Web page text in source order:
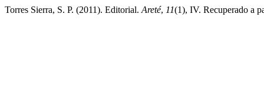
Torres Sierra, S. P. (2011). Editorial. Areté, 11(1), IV. Recuperado a